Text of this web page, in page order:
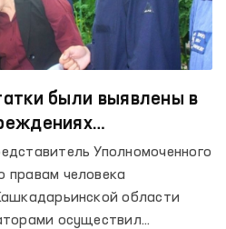
были выявлены в
области?Уполномоченного
человека
области
осуществил